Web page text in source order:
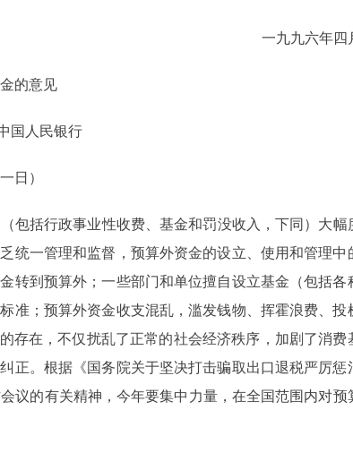
一九九六年四月
的意见
国人民银行
日）
括行政事业性收费、基金和罚没收入，下同）大幅
统一管理和监督，预算外资金的设立、使用和管理中
转到预算外；一些部门和单位擅自设立基金（包括各
；预算外资金收支混乱，滥发钱物、挥霍浪费、投
存在，不仅扰乱了正常的社会经济秩序，加剧了消费
正。根据《国务院关于坚决打击骗取出口退税严厉惩
议的有关精神，今年要集中力量，在全国范围内对预